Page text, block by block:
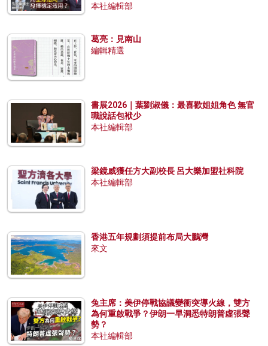
本社編輯部
葛亮：見南山
編輯精選
書展2026｜葉劉淑儀：最喜歡姐姐角色 無官
職說話包袱少
本社編輯部
梁鏡威獲任方大副校長 呂大樂加盟社科院
本社編輯部
香港五年規劃須提前布局大鵬灣
來文
兔主席：美伊停戰協議變衝突導火線，雙方
為何重啟戰爭？伊朗一早洞悉特朗普虛張聲
勢？
本社編輯部